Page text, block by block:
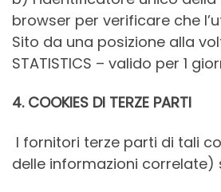
browser per verificare che
Sito da una posizione alla
STATISTICS – valido per 1
4. COOKIES DI TERZE PARTI
I fornitori terze parti di tali
delle informazioni correlate)